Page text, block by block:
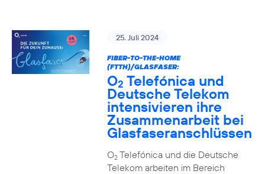
25. Juli 2024
FIBER-TO-THE-HOME
(FTTH)/GLASFASER:
O2 Telefónica und
Deutsche Telekom
intensivieren ihre
Zusammenarbeit bei
Glasfaseranschlüssen
O2Telefónica und die Deutsche
Telekom arbeiten im Bereich